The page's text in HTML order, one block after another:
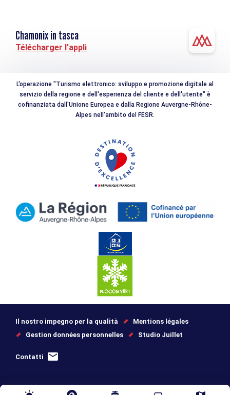
Chamonix in tasca
Télécharger l'appli
L'operazione "Turismo elettronico: sviluppo e promozione digitale al
servizio della regione e dell'esperienza del cliente e dell'utente" è
cofinanziata dall'Unione Europea e dalla Regione Auvergne-Rhône-
Alpes nell'ambito del FESR.
Il nostro impegno per la qualità
Mentions légales
Gestion données personnelles
Studio Juillet
Contatti